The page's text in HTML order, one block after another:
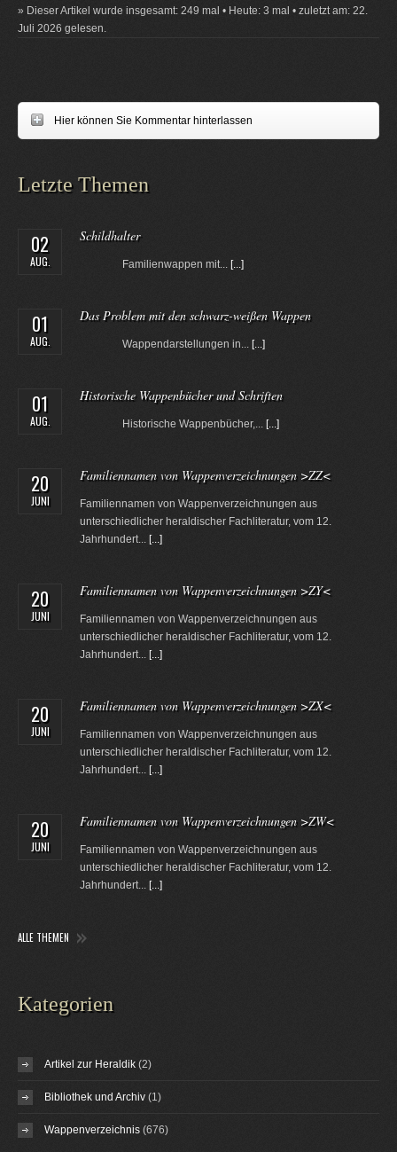
» Dieser Artikel wurde insgesamt: 249 mal • Heute: 3 mal • zuletzt am: 22.
Juli 2026 gelesen.
Hier können Sie Kommentar hinterlassen
Letzte Themen
02
AUG.
Schildhalter
Familienwappen mit... [...]
01
AUG.
Das Problem mit den schwarz-weißen Wappen
Wappendarstellungen in... [...]
01
AUG.
Historische Wappenbücher und Schriften
Historische Wappenbücher,... [...]
20
JUNI
Familiennamen von Wappenverzeichnungen >ZZ<
Familiennamen von Wappenverzeichnungen aus
unterschiedlicher heraldischer Fachliteratur, vom 12.
Jahrhundert... [...]
20
JUNI
Familiennamen von Wappenverzeichnungen >ZY<
Familiennamen von Wappenverzeichnungen aus
unterschiedlicher heraldischer Fachliteratur, vom 12.
Jahrhundert... [...]
20
JUNI
Familiennamen von Wappenverzeichnungen >ZX<
Familiennamen von Wappenverzeichnungen aus
unterschiedlicher heraldischer Fachliteratur, vom 12.
Jahrhundert... [...]
20
JUNI
Familiennamen von Wappenverzeichnungen >ZW<
Familiennamen von Wappenverzeichnungen aus
unterschiedlicher heraldischer Fachliteratur, vom 12.
Jahrhundert... [...]
ALLE THEMEN
Kategorien
Artikel zur Heraldik (2)
Bibliothek und Archiv (1)
Wappenverzeichnis (676)